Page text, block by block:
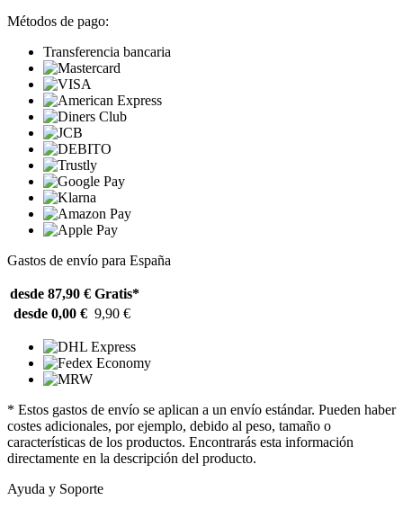
Métodos de pago:
Transferencia bancaria
Gastos de envío para España
desde 87,90 € Gratis*
desde 0,00 € 9,90 €
* Estos gastos de envío se aplican a un envío estándar. Pueden haber
costes adicionales, por ejemplo, debido al peso, tamaño o
características de los productos. Encontrarás esta información
directamente en la descripción del producto.
Ayuda y Soporte